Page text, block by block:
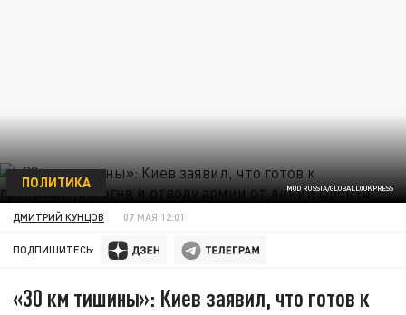
MOD RUSSIA/GLOBALLOOKPRESS
ПОЛИТИКА
ДМИТРИЙ КУНЦОВ 07 МАЯ 12:01
ПОДПИШИТЕСЬ:
«30 км тишины»: Киев заявил, что готов к